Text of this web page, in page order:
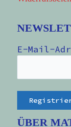
E-Mail-
ÜBER